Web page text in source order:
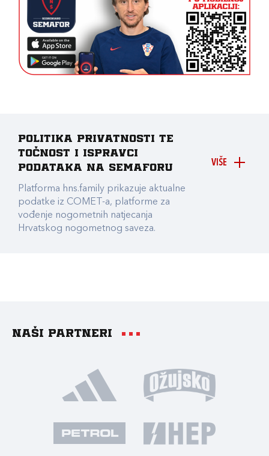
VIŠE
Politika privatnosti te
točnost i ispravci
podataka na Semaforu
Platforma hns.family prikazuje aktualne
podatke iz COMET-a, platforme za
vođenje nogometnih natjecanja
Hrvatskog nogometnog saveza.
Naši partneri